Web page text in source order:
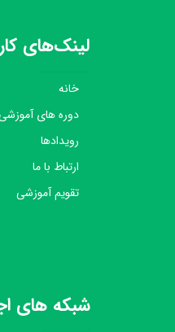
لینک‌های
خانه
دوره های
رویدادها
ارتباط با ما
تقویم آموزشی
شبکه های